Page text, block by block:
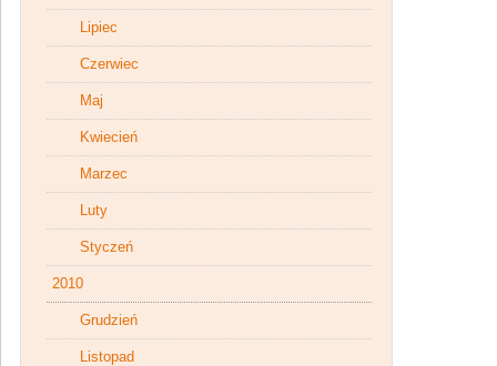
Lipiec
Czerwiec
Maj
Kwiecień
Marzec
Luty
Styczeń
2010
Grudzień
Listopad